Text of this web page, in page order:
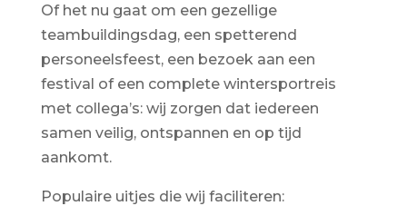
Of het nu gaat om een gezellige
teambuildingsdag, een spetterend
personeelsfeest, een bezoek aan een
festival of een complete wintersportreis
met collega’s: wij zorgen dat iedereen
samen veilig, ontspannen en op tijd
aankomt.
Populaire uitjes die wij faciliteren: